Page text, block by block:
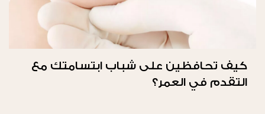
كيف تحافظين على شباب ابتسامتك مع
التقدم في العمر؟